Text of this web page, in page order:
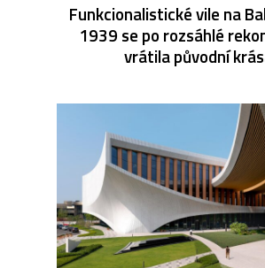
Funkcionalistické vile na
1939 se po rozsáhlé
vrátila původní